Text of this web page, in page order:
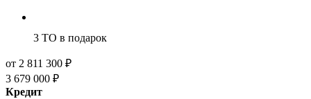
3 ТО в подарок
от 2 811 300 ₽
3 679 000 ₽
Кредит